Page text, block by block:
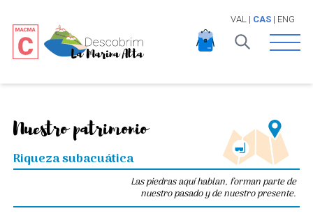
VAL | CAS| ENG
Open
Nuestro patrimonio
Riqueza subacuática
Las piedras aquí hablan, forman parte de
nuestro pasado y de nuestro presente.